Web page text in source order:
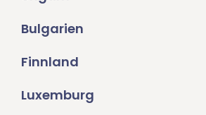
Bulgarien
Finnland
Luxemburg